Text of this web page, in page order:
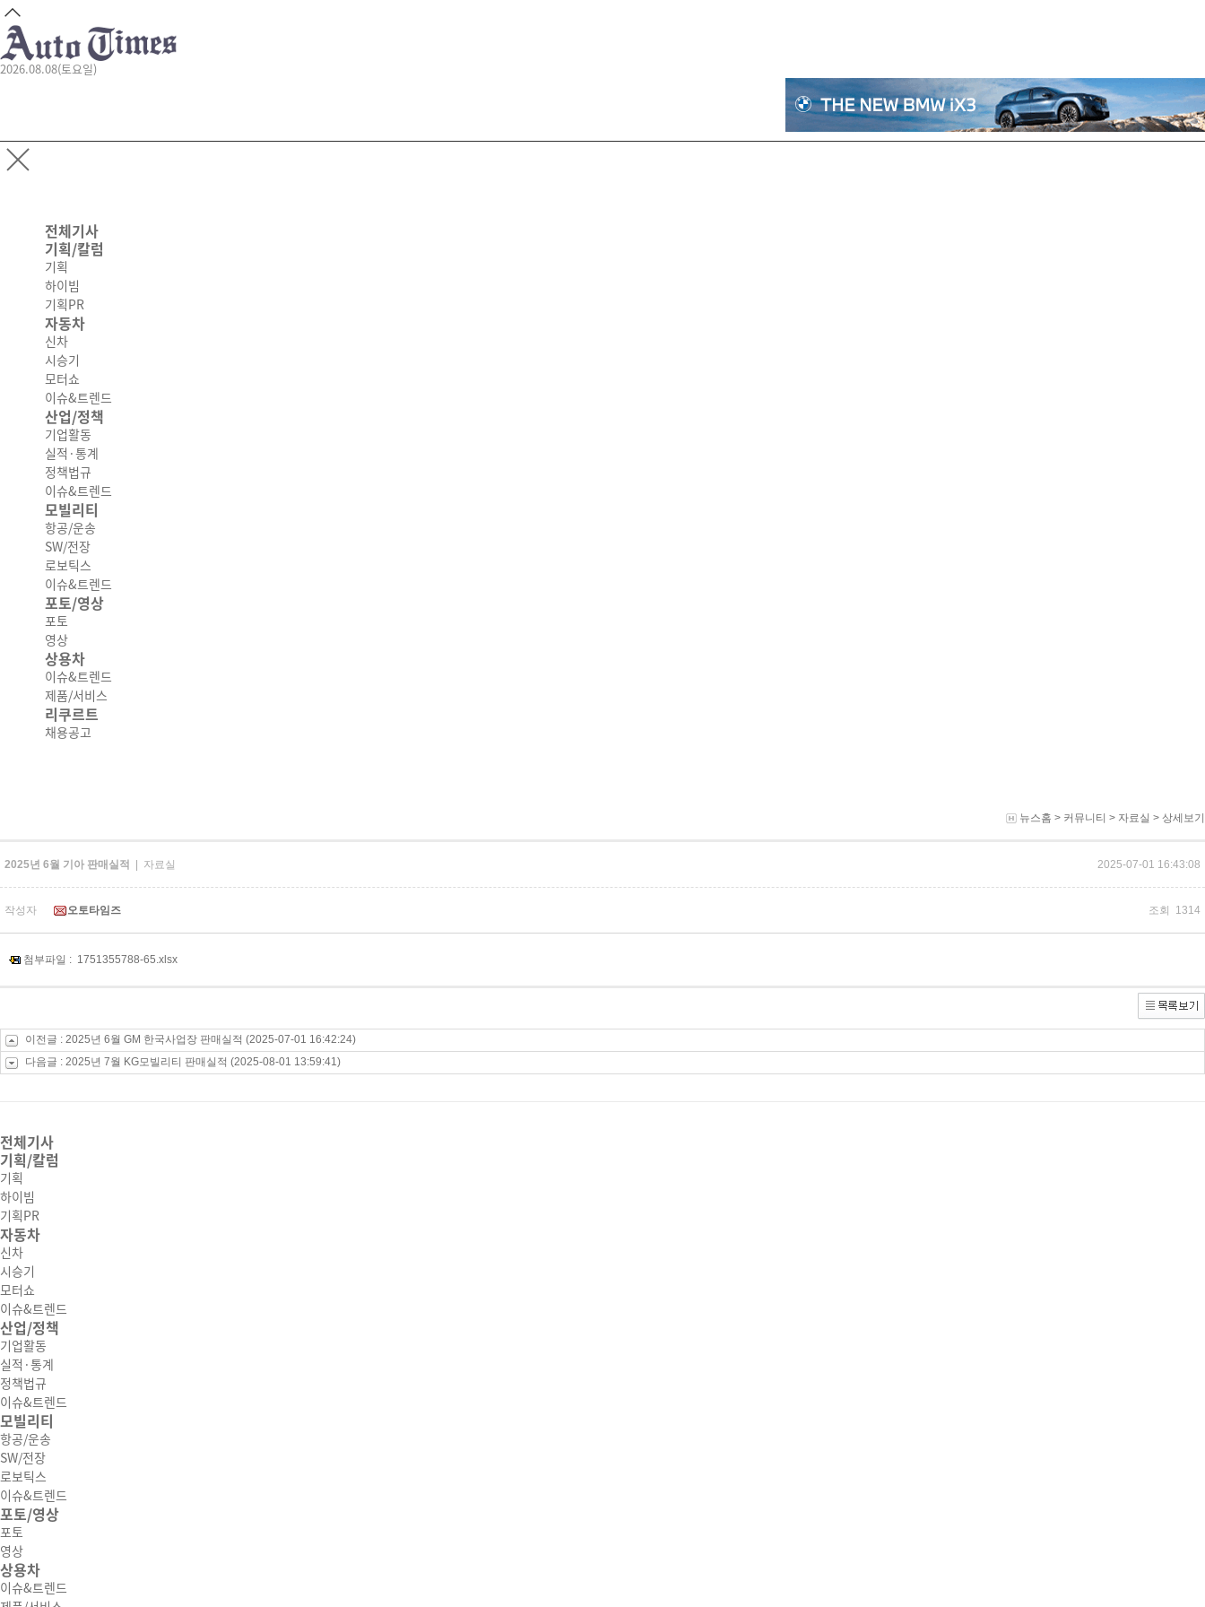
2026.08.08(토요일)
전체기사
기획/칼럼
기획
하이빔
기획PR
자동차
신차
시승기
모터쇼
이슈&트렌드
산업/정책
기업활동
실적·통계
정책법규
이슈&트렌드
모빌리티
항공/운송
SW/전장
로보틱스
이슈&트렌드
포토/영상
포토
영상
상용차
이슈&트렌드
제품/서비스
리쿠르트
채용공고
뉴스홈 > 커뮤니티 > 자료실 > 상세보기
2025년 6월 기아 판매실적 | 자료실 2025-07-01 16:43:08
작성자 오토타임즈 조회 1314
첨부파일 : 1751355788-65.xlsx
이전글 : 2025년 6월 GM 한국사업장 판매실적 (2025-07-01 16:42:24)
다음글 : 2025년 7월 KG모빌리티 판매실적 (2025-08-01 13:59:41)
전체기사
기획/칼럼
기획
하이빔
기획PR
자동차
신차
시승기
모터쇼
이슈&트렌드
산업/정책
기업활동
실적·통계
정책법규
이슈&트렌드
모빌리티
항공/운송
SW/전장
로보틱스
이슈&트렌드
포토/영상
포토
영상
상용차
이슈&트렌드